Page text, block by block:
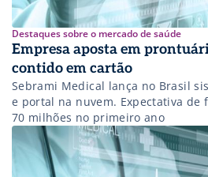
Destaques sobre o mercado de saúde
Empresa aposta em
contido em cartão
Sebrami Medical lança no Brasil
e portal na nuvem. Expectativa de
70 milhões no primeiro ano